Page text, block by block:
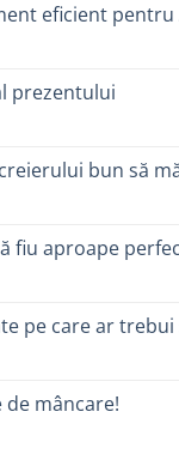
eficient pentru
prezentului
bun să
fiu aproape
pe care ar trebui
de mâncare!